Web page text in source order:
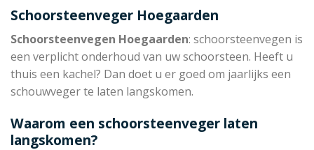
Schoorsteenveger Hoegaarden
Schoorsteenvegen Hoegaarden: schoorsteenvegen is
een verplicht onderhoud van uw schoorsteen. Heeft u
thuis een kachel? Dan doet u er goed om jaarlijks een
schouwveger te laten langskomen.
Waarom een schoorsteenveger laten
langskomen?